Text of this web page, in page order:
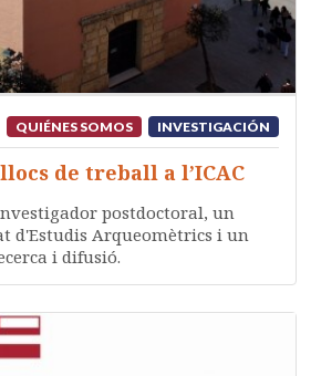
QUIÉNES SOMOS INVESTIGACIÓN
de treball a l’ICAC
postdoctoral, un
d'Estudis Arqueomètrics i un
i difusió.